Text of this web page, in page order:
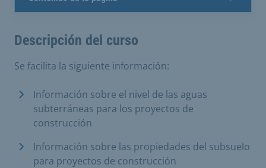
Descripción del curso
Se facilita la siguiente información:
Información sobre el nivel de las aguas
subterráneas para los proyectos de
construcción
Información sobre las propiedades del subsuelo
para proyectos de construcción